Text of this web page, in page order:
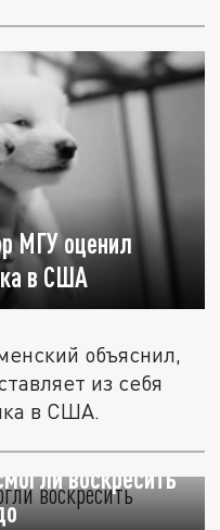
МГУ оценил
в США
объяснил,
из себя
в США.
воскресить